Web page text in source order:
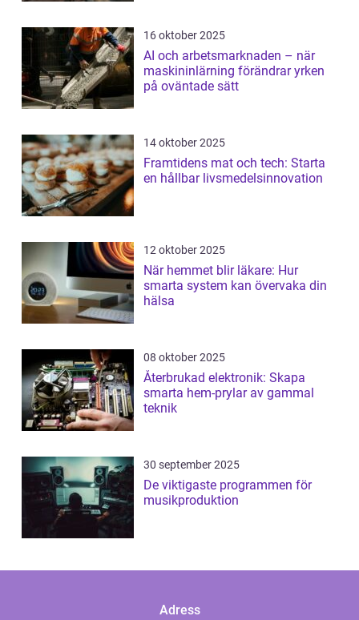
16 oktober 2025
AI och arbetsmarknaden – när
maskininlärning förändrar yrken
på oväntade sätt
14 oktober 2025
Framtidens mat och tech: Starta
en hållbar livsmedelsinnovation
12 oktober 2025
När hemmet blir läkare: Hur
smarta system kan övervaka din
hälsa
08 oktober 2025
Återbrukad elektronik: Skapa
smarta hem-prylar av gammal
teknik
30 september 2025
De viktigaste programmen för
musikproduktion
Adress